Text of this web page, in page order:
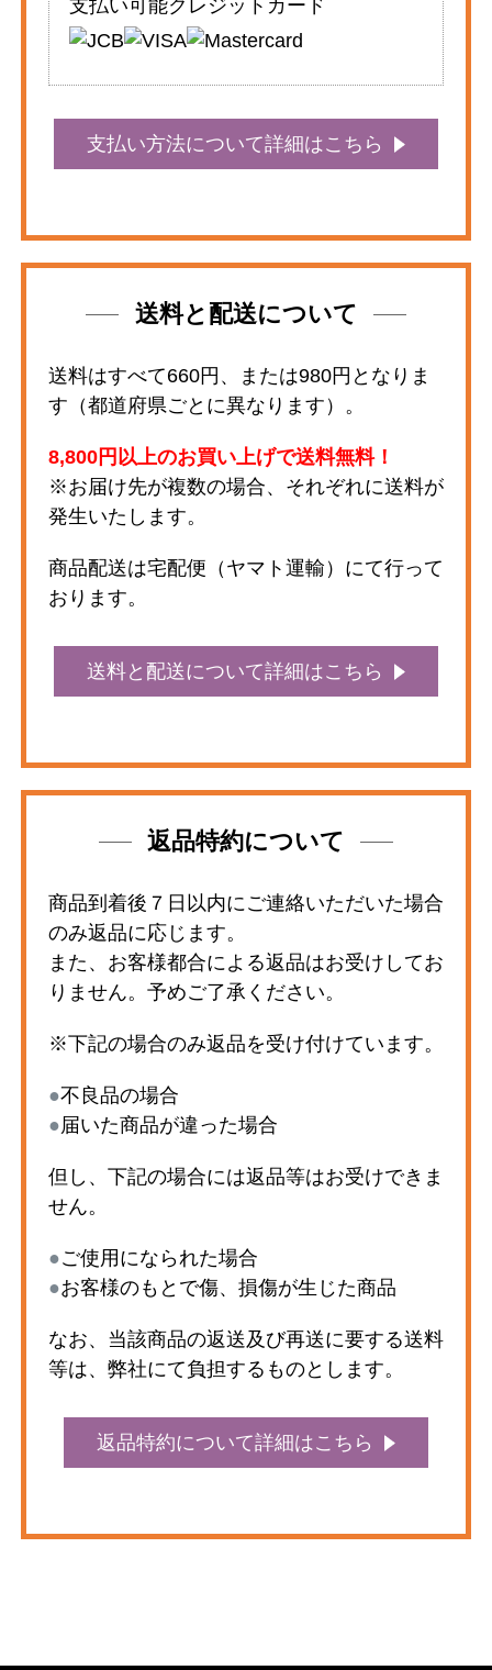
支払い可能クレジットカード
支払い方法について詳細はこちら
送料と配送について
送料はすべて660円、または980円となりま
す（都道府県ごとに異なります）。
8,800円以上のお買い上げで送料無料！
※お届け先が複数の場合、それぞれに送料が
発生いたします。
商品配送は宅配便（ヤマト運輸）にて行って
おります。
送料と配送について詳細はこちら
返品特約について
商品到着後７日以内にご連絡いただいた場合
のみ返品に応じます。
また、お客様都合による返品はお受けしてお
りません。予めご了承ください。
※下記の場合のみ返品を受け付けています。
●不良品の場合
●届いた商品が違った場合
但し、下記の場合には返品等はお受けできま
せん。
●ご使用になられた場合
●お客様のもとで傷、損傷が生じた商品
なお、当該商品の返送及び再送に要する送料
等は、弊社にて負担するものとします。
返品特約について詳細はこちら